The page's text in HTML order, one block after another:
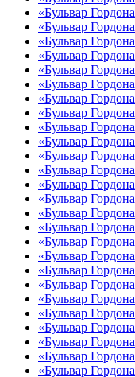
«Бульвар
«Бульвар
«Бульвар
«Бульвар
«Бульвар
«Бульвар
«Бульвар
«Бульвар
«Бульвар
«Бульвар
«Бульвар
«Бульвар
«Бульвар
«Бульвар
«Бульвар
«Бульвар
«Бульвар
«Бульвар
«Бульвар
«Бульвар
«Бульвар
«Бульвар
«Бульвар
«Бульвар
«Бульвар
«Бульвар